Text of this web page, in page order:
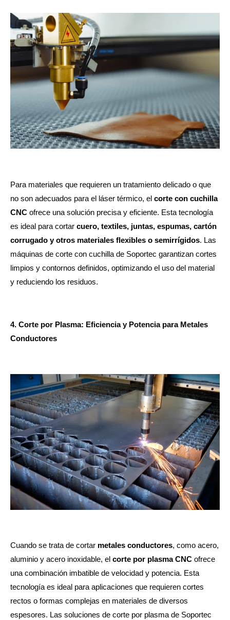
Para materiales que requieren un tratamiento delicado o que
no son adecuados para el láser térmico, el corte con cuchilla
CNC ofrece una solución precisa y eficiente. Esta tecnología
es ideal para cortar cuero, textiles, juntas, espumas, cartón
corrugado y otros materiales flexibles o semirrígidos. Las
máquinas de corte con cuchilla de Soportec garantizan cortes
limpios y contornos definidos, optimizando el uso del material
y reduciendo los residuos.
4. Corte por Plasma: Eficiencia y Potencia para Metales
Conductores
Cuando se trata de cortar metales conductores, como acero,
aluminio y acero inoxidable, el corte por plasma CNC ofrece
una combinación imbatible de velocidad y potencia. Esta
tecnología es ideal para aplicaciones que requieren cortes
rectos o formas complejas en materiales de diversos
espesores. Las soluciones de corte por plasma de Soportec